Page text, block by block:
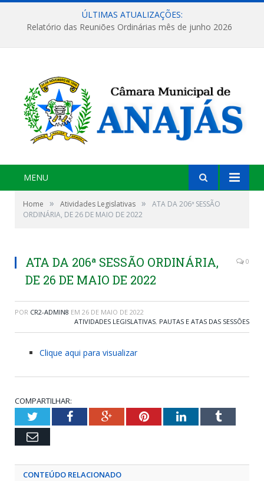
ÚLTIMAS ATUALIZAÇÕES:
Relatório das Reuniões Ordinárias mês de junho 2026
MENU
Home » Atividades Legislativas »
ATA DA 206ª SESSÃO
ORDINÁRIA, DE 26 DE MAIO DE 2022
ATA DA 206ª SESSÃO ORDINÁRIA,
DE 26 DE MAIO DE 2022
0
POR CR2-ADMIN8 EM 26 DE MAIO DE 2022
ATIVIDADES LEGISLATIVAS, PAUTAS E ATAS DAS SESSÕES
Clique aqui para visualizar
COMPARTILHAR:
TwitterFacebookGoogle+PinterestLinkedInTumblr
Email
CONTEÚDO RELACIONADO